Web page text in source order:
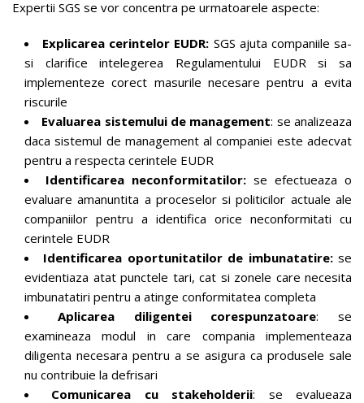
Expertii SGS se vor concentra pe urmatoarele aspecte:
Explicarea cerintelor EUDR: SGS ajuta companiile sa-
si clarifice intelegerea Regulamentului EUDR si sa
implementeze corect masurile necesare pentru a evita
riscurile
Evaluarea sistemului de management: se analizeaza
daca sistemul de management al companiei este adecvat
pentru a respecta cerintele EUDR
Identificarea neconformitatilor: se efectueaza o
evaluare amanuntita a proceselor si politicilor actuale ale
companiilor pentru a identifica orice neconformitati cu
cerintele EUDR
Identificarea oportunitatilor de imbunatatire:se
evidentiaza atat punctele tari, cat si zonele care necesita
imbunatatiri pentru a atinge conformitatea completa
Aplicarea diligentei corespunzatoare: se
examineaza modul in care compania implementeaza
diligenta necesara pentru a se asigura ca produsele sale
nu contribuie la defrisari
Comunicarea cu stakeholderii: se evalueaza